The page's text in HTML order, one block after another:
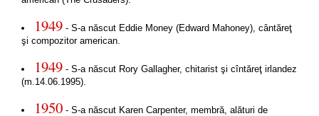
1949- S-a născut Eddie Money (Edward Mahoney), cântăreţ
şi compozitor american.
1949- S-a născut Rory Gallagher, chitarist şi cîntăreţ irlandez
(m.14.06.1995).
1950- S-a născut Karen Carpenter, membră, alături de